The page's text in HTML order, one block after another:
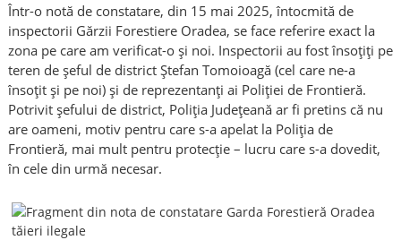
Într-o notă de constatare, din 15 mai 2025, întocmită de
inspectorii Gărzii Forestiere Oradea, se face referire exact la
zona pe care am verificat-o și noi. Inspectorii au fost însoțiți pe
teren de șeful de district Ștefan Tomoioagă (cel care ne-a
însoțit și pe noi) și de reprezentanți ai Poliției de Frontieră.
Potrivit șefului de district, Poliția Județeană ar fi pretins că nu
are oameni, motiv pentru care s-a apelat la Poliția de
Frontieră, mai mult pentru protecție – lucru care s-a dovedit,
în cele din urmă necesar.